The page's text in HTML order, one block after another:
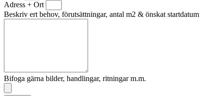
Adress + Ort
Beskriv ert behov, förutsättningar, antal m2 & önskat startdatum
Bifoga gärna bilder, handlingar, ritningar m.m.